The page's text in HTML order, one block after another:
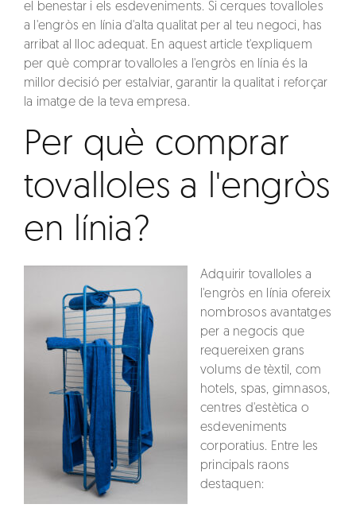
el benestar i els esdeveniments. Si cerques tovalloles
a l'engròs en línia d'alta qualitat per al teu negoci, has
arribat al lloc adequat. En aquest article t'expliquem
per què comprartovalloles a l'engròs en línia és la
millor decisió per estalviar, garantir la qualitat i reforçar
la imatge de la teva empresa.
Per què comprar
tovalloles a l'engròs
en línia?
Adquirir tovalloles a
l'engròs en línia ofereix
nombrosos avantatges
per a negocis que
requereixen grans
volums de tèxtil, com
hotels, spas, gimnasos,
centres d'estètica o
esdeveniments
corporatius. Entre les
principals raons
destaquen: